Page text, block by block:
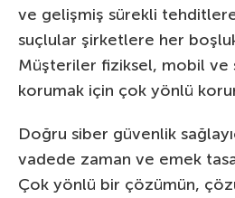
ve gelişmiş sürekli
suçlular şirketlere her
Müşteriler fiziksel, mobil ve
korumak için çok yönlü
Doğru siber güvenlik
vadede zaman ve emek
Çok yönlü bir çözümün,